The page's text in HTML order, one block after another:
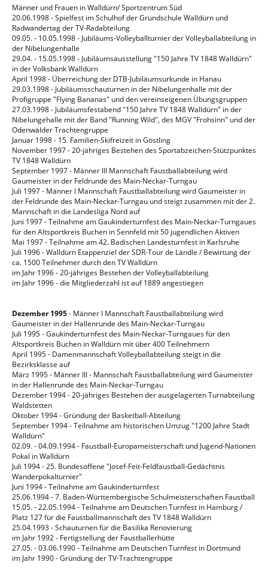
Männer und Frauen in Walldürn/ Sportzentrum Süd
20.06.1998 - Spielfest im Schulhof der Grundschule Walldürn und
Radwandertag der TV-Radabteilung
09.05. - 10.05.1998 - Jubiläums-Volleyballturnier der Volleyballabteilung in
der Nibelungenhalle
29.04. - 15.05.1998 - Jubiläumsausstellung "150 Jahre TV 1848 Walldürn"
in der Volksbank Walldürn
April 1998 - Überreichung der DTB-Jubiläumsurkunde in Hanau
29.03.1998 - Jubiläumsschauturnen in der Nibelungenhalle mit der
Profigruppe "Flying Bananas" und den vereinseigenen Übungsgruppen
27.03.1998 - Jubiläumsfestabend "150 Jahre TV 1848 Walldürn" in der
Nibelungehalle mit der Band "Running Wild", des MGV "Frohsinn" und der
Odenwälder Trachtengruppe
Januar 1998 - 15. Familien-Skifreizeit in Göstling
November 1997 - 20-jähriges Bestehen des Sportabzeichen-Stützpunktes
TV 1848 Walldürn
September 1997 - Männer III Mannschaft Faustballabteilung wird
Gaumeister in der Feldrunde des Main-Neckar-Turngau
Juli 1997 - Männer I Mannschaft Faustballabteilung wird Gaumeister in
der Feldrunde des Main-Neckar-Turngau und steigt zusammen mit der 2.
Mannschaft in die Landesliga Nord auf
Juni 1997 - Teilnahme am Gaukinderturnfest des Main-Neckar-Turngaues
für den Altsportkreis Buchen in Sennfeld mit 50 jugendlichen Aktiven
Mai 1997 - Teilnahme am 42. Badischen Landesturnfest in Karlsruhe
Juli 1996 - Walldürn Etappenziel der SDR-Tour de Ländle / Bewirtung der
ca. 1500 Teilnehmer durch den TV Walldürn
im Jahr 1996 - 20-jähriges Bestehen der Volleyballabteilung
im Jahr 1996 - die Mitgliederzahl ist auf 1889 angestiegen
Dezember 1995- Männer I Mannschaft Faustballabteilung wird
Gaumeister in der Hallenrunde des Main-Neckar-Turngau
Juli 1995 - Gaukinderturnfest des Main-Neckar-Turngaues für den
Altsportkreis Buchen in Walldürn mit über 400 Teilnehmern
April 1995 - Damenmannschaft Volleyballabteilung steigt in die
Bezirksklasse auf
März 1995 - Männer III - Mannschaft Faustballabteilung wird Gaumeister
in der Hallenrunde des Main-Neckar-Turngau
Dezember 1994 - 20-jähriges Bestehen der ausgelagerten Turnabteilung
Waldstetten
Oktober 1994 - Gründung der Basketball-Abteilung
September 1994 - Teilnahme am historischen Umzug "1200 Jahre Stadt
Walldürn"
02.09. - 04.09.1994 - Faustball-Europameisterschaft und Jugend-Nationen
Pokal in Walldürn
Juli 1994 - 25. Bundesoffene "Josef-Feit-Feldfaustball-Gedächtnis
Wanderpokalturnier"
Juni 1994 - Teilnahme am Gaukinderturnfest
25.06.1994 - 7. Baden-Württembergische Schulmeisterschaften Faustball
15.05. - 22.05.1994 - Teilnahme am Deutschen Turnfest in Hamburg /
Platz 127 für die Faustballmannschaft des TV 1848 Walldürn
25.04.1993 - Schauturnen für die Basilika Renovierung
im Jahr 1992 - Fertigstellung der Faustballerhütte
27.05. - 03.06.1990 - Teilnahme am Deutschen Turnfest in Dortmund
im Jahr 1990 - Gründung der TV-Trachtengruppe